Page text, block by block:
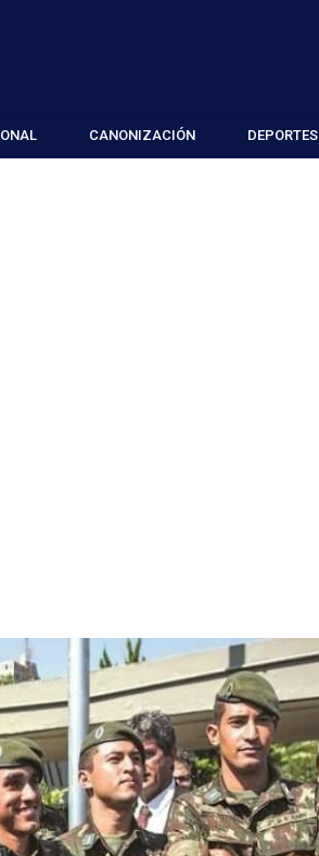
CANONIZACIÓN DEPORTES